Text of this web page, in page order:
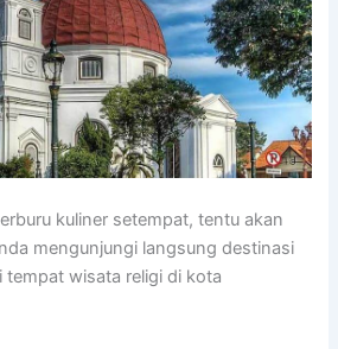
kuliner setempat, tentu akan
mengunjungi langsung destinasi
tempat wisata religi di kota